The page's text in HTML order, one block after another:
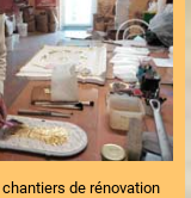
de rénovation